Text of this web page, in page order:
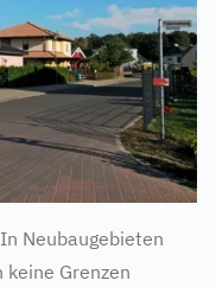
Neubaugebieten
Grenzen